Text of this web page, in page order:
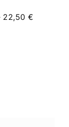
22,50 €